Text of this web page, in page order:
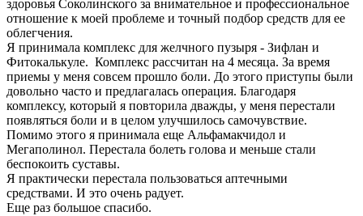
здоровья Соколинского за внимательное и профессиональное
отношение к моей проблеме и точный подбор средств для ее
облегчения.
Я принимала комплекс для желчного пузыря - Зифлан и
Фитокалькуле. Комплекс рассчитан на 4 месяца. За время
приемы у меня совсем прошло боли. До этого приступы были
довольно часто и предлагалась операция. Благодаря
комплексу, который я повторила дважды, у меня перестали
появляться боли и в целом улучшилось самочувствие.
Помимо этого я принимала еще Альфамакчидол и
Мегаполинол. Перестала болеть голова и меньше стали
беспокоить суставы.
Я практически перестала пользоваться аптечными
средствами. И это очень радует.
Еще раз большое спасибо.